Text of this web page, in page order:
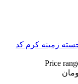
شانه گل برجسته زمینه كرم کد
Price